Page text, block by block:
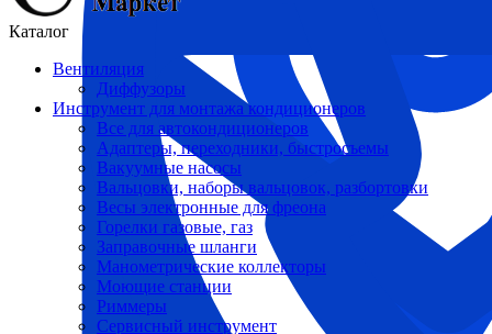
Каталог
Вентиляция
Диффузоры
Инструмент для монтажа кондиционеров
Все для автокондиционеров
Адаптеры, переходники, быстросъемы
Вакуумные насосы
Вальцовки, наборы вальцовок, разбортовки
Весы электронные для фреона
Горелки газовые, газ
Заправочные шланги
Манометрические коллекторы
Моющие станции
Риммеры
Сервисный инструмент